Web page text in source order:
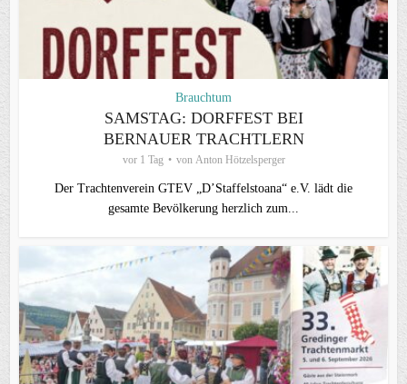
Brauchtum
SAMSTAG: DORFFEST BEI
BERNAUER TRACHTLERN
vor 1 Tag von Anton Hötzelsperger
Der Trachtenverein GTEV „D’Staffelstoana“ e.V. lädt die
gesamte Bevölkerung herzlich zum...